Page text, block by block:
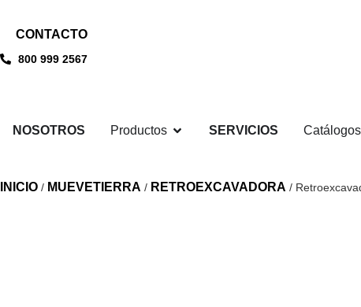
CONTACTO
800 999 2567
NOSOTROS Productos SERVICIOS Catálogos
INICIO / MUEVETIERRA / RETROEXCAVADORA /